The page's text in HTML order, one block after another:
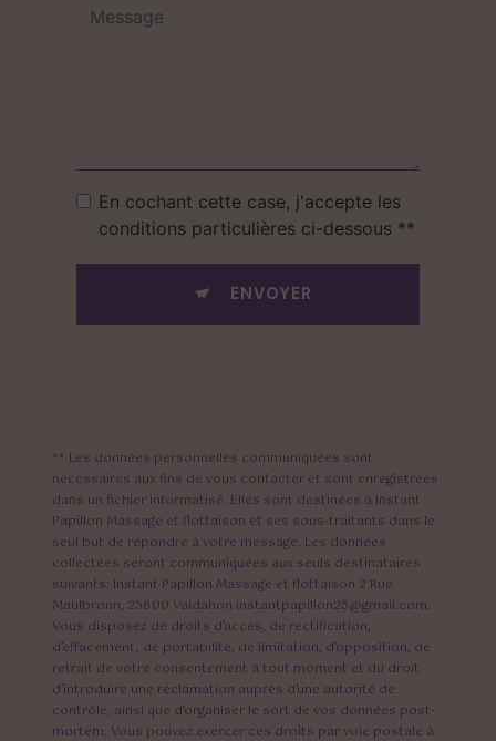
En cochant cette case, j'accepte les
conditions particulières ci-dessous **
ENVOYER
** Les données personnelles communiquées sont
nécessaires aux fins de vous contacter et sont enregistrées
dans un fichier informatisé. Elles sont destinées à Instant
Papillon Massage et flottaison et ses sous-traitants dans le
seul but de répondre à votre message. Les données
collectées seront communiquées aux seuls destinataires
suivants: Instant Papillon Massage et flottaison 2 Rue
Maulbronn, 25800 Valdahon instantpapillon25@gmail.com.
Vous disposez de droits d’accès, de rectification,
d’effacement, de portabilité, de limitation, d’opposition, de
retrait de votre consentement à tout moment et du droit
d’introduire une réclamation auprès d’une autorité de
contrôle, ainsi que d’organiser le sort de vos données post-
mortem. Vous pouvez exercer ces droits par voie postale à